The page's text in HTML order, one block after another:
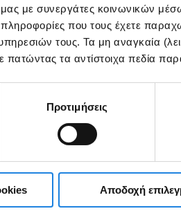
μας με συνεργάτες κοινωνικών
που τους έχετε
τους. Τα μη αναγκαία
πατώντας τα αντίστοιχα πεδία
Προτιμήσεις
Αποδοχή
Post Commission (EETT) with
network operator. For